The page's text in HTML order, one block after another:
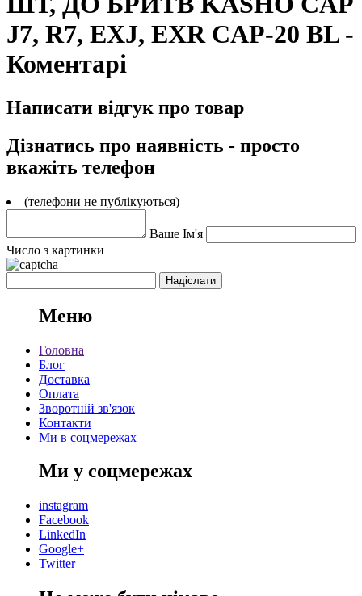
J7, R7, EXJ, EXR CAP-20 BL -
Коментарі
Написати відгук про товар
Дізнатись про наявність - просто
вкажіть телефон
(телефони не публікуються)
Ваше Ім'я
Число з картинки
Меню
Головна
Блог
Доставка
Оплата
Зворотній зв'язок
Контакти
Ми в соцмережах
Ми у соцмережах
instagram
Facebook
LinkedIn
Google+
Twitter